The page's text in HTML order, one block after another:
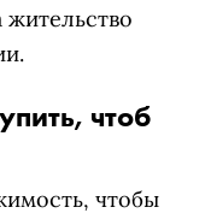
чтоб
чтобы